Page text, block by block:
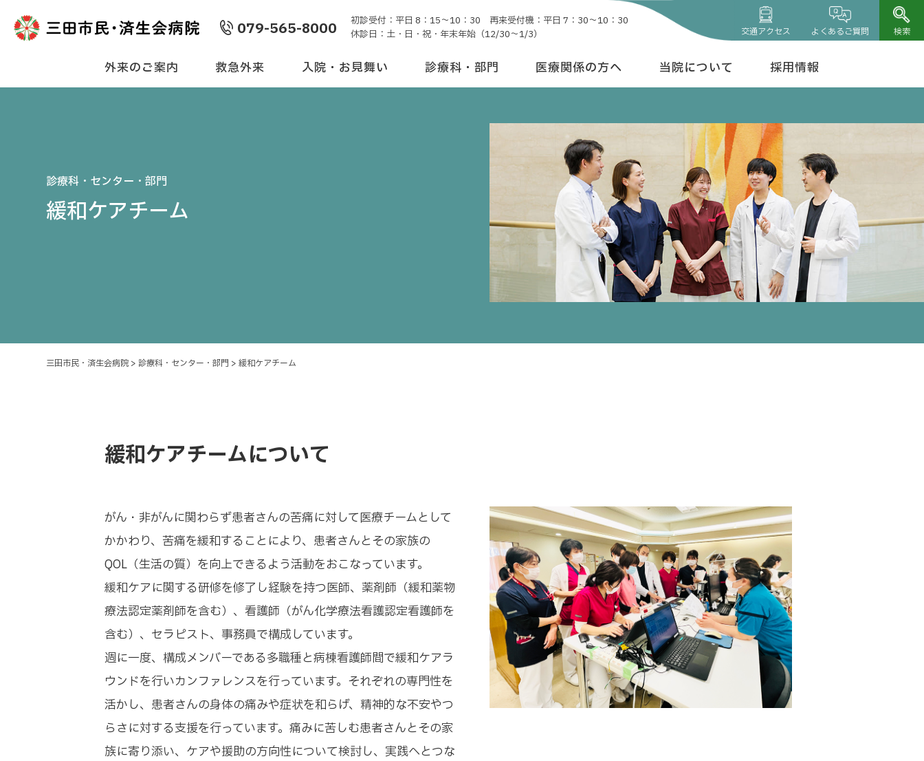
079-565-8000
初診受付：平日 8：15～10：30 再来受付機：平日 7：30～10：30
休診日：土・日・祝・年末年始（12/30～1/3）
交通アクセス よくあるご質問 検索
外来のご案内 救急外来 入院・お見舞い 診療科・部門 医療関係の方へ 当院について 採用情報
診療科・センター・部門
緩和ケアチーム
三田市民・済生会病院 >診療科・センター・部門 >緩和ケアチーム
緩和ケアチームについて
がん・非がんに関わらず患者さんの苦痛に対して医療チームとして
かかわり、苦痛を緩和することにより、患者さんとその家族の
QOL（生活の質）を向上できるよう活動をおこなっています。
緩和ケアに関する研修を修了し経験を持つ医師、薬剤師（緩和薬物
療法認定薬剤師を含む）、看護師（がん化学療法看護認定看護師を
含む）、セラピスト、事務員で構成しています。
週に一度、構成メンバーである多職種と病棟看護師間で緩和ケアラ
ウンドを行いカンファレンスを行っています。それぞれの専門性を
活かし、患者さんの身体の痛みや症状を和らげ、精神的な不安やつ
らさに対する支援を行っています。痛みに苦しむ患者さんとその家
族に寄り添い、ケアや援助の方向性について検討し、実践へとつな